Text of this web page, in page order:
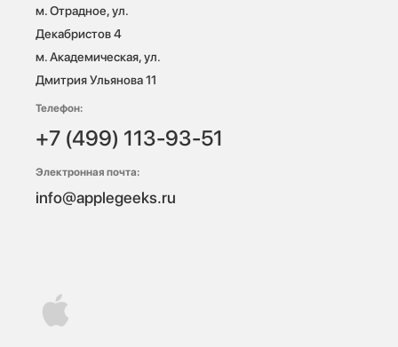
м. Отрадное, ул.
Декабристов 4
м. Академическая, ул.
Дмитрия Ульянова 11
Телефон:
+7 (499) 113-93-51
Электронная почта:
info@applegeeks.ru